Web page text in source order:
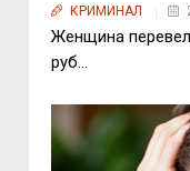
КРИМИНАЛ
Женщина
руб…